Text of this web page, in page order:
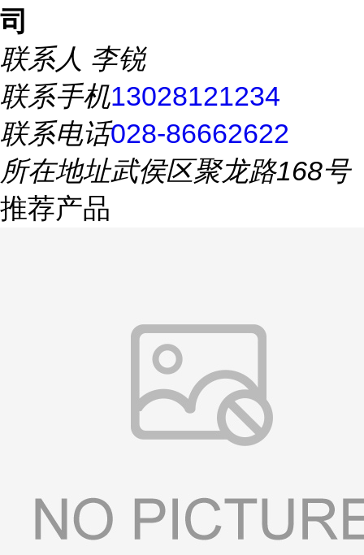
司
联系人 李锐
联系手机13028121234
联系电话028-86662622
所在地址武侯区聚龙路168号
推荐产品